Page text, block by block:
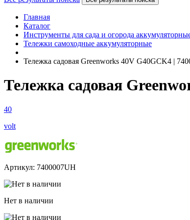
Главная
Каталог
Инструменты для сада и огорода
Тележки самоходные аккумуляторные
Тележка садовая Greenworks 40V G40GCK4 |
Тележка садовая
40
volt
Артикул: 7400007UH
Нет в наличии